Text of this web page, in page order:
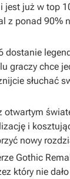
jest już w top
z ponad 90%
dostanie
graczy chce
słuchać
otwartym
i
nowy
Gothic
który nie